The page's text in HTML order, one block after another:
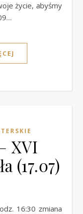
życie, abyśmy
XVI
(17.07)